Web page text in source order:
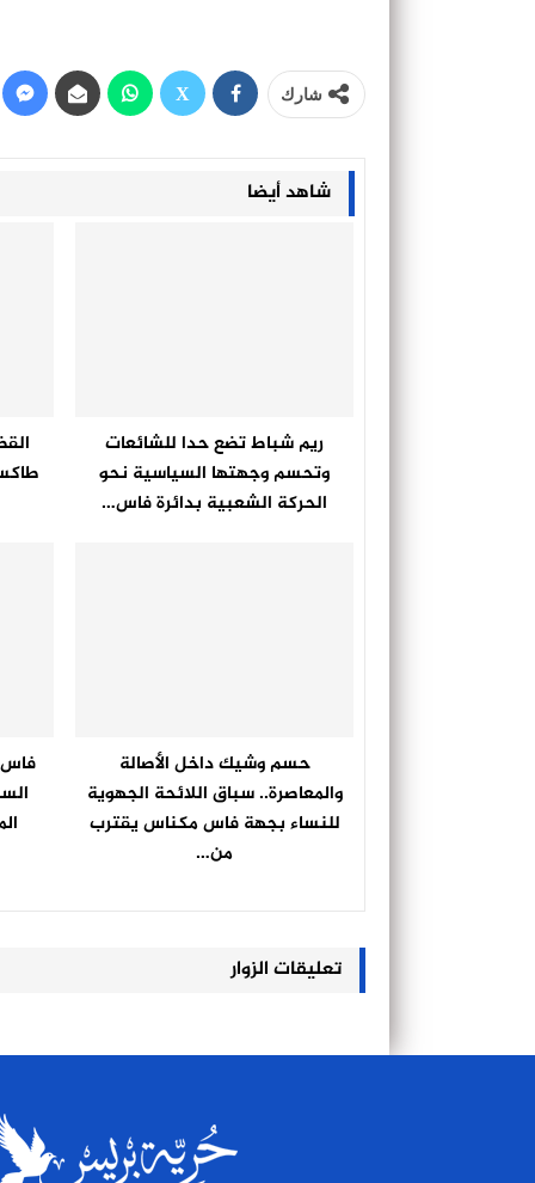
شارك
شاهد أيضا
ريم شباط تضع حدا للشائعات
وتحسم وجهتها السياسية نحو
الحركة الشعبية بدائرة فاس…
حسم وشيك داخل الأصالة
والمعاصرة.. سباق اللائحة الجهوية
للنساء بجهة فاس مكناس يقترب
من…
فاس
تعليقات الزوار